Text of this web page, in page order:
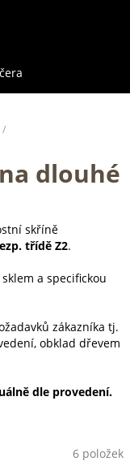
dlouhé
skříně
třídě Z2.
a specifickou
zákazníka tj.
obklad dřevem
dle provedení.
6 položek